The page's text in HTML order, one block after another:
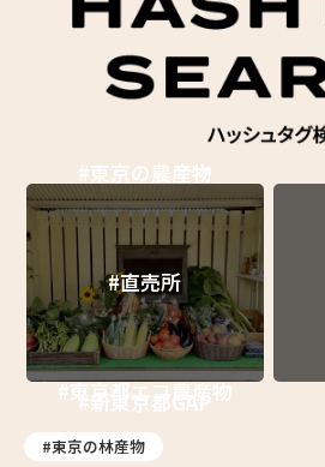
#東京の農産物
#直売所
#東京都エコ農産物
#新東京都GAP
#東京の林産物